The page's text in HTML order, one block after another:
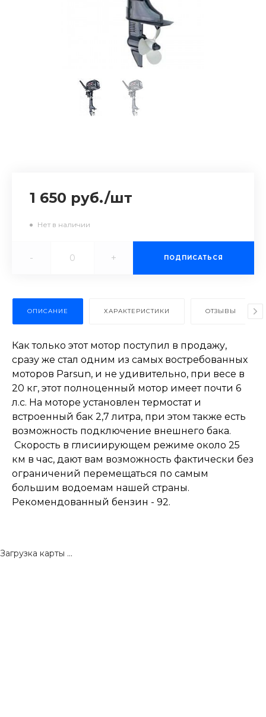
1 650 руб./шт
Нет в наличии
- + ПОДПИСАТЬСЯ
ОПИСАНИЕ ХАРАКТЕРИСТИКИ ОТЗЫВЫ
Как только этот мотор поступил в продажу,
сразу же стал одним из самых востребованных
моторов Parsun, и не удивительно, при весе в
20 кг, этот полноценный мотор имеет почти 6
л.с. На моторе установлен термостат и
встроенный бак 2,7 литра, при этом также есть
возможность подключение внешнего бака.
Скорость в глисиирующем режиме около 25
км в час, дают вам возможность фактически без
ограничений перемещаться по самым
большим водоемам нашей страны.
Рекомендованный бензин - 92.
Загрузка карты ...